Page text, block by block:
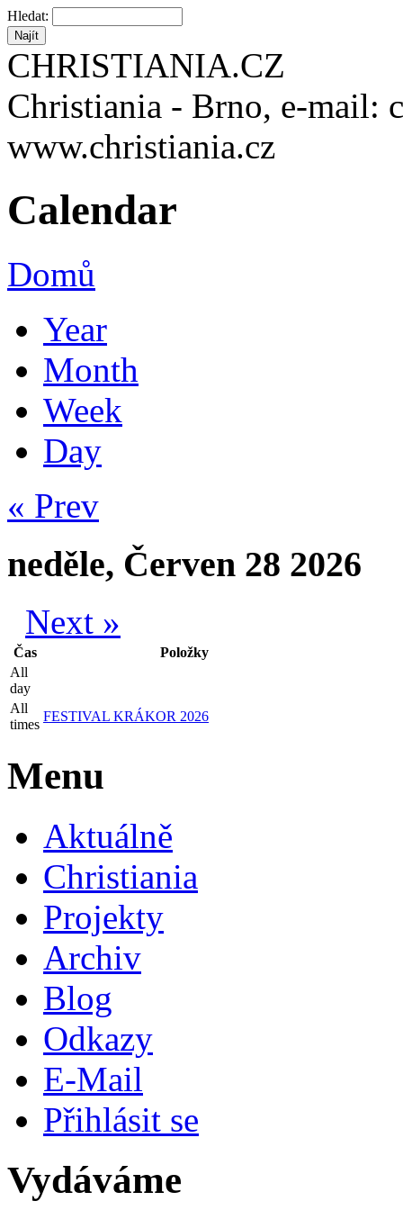
Hledat:
CHRISTIANIA.CZ
Christiania - Brno, e-mail:
www.christiania.cz
Calendar
Domů
Year
Month
Week
Day
« Prev
neděle, Červen 28 2026
Next »
Čas
Položky
All
day
All
times
FESTIVAL KRÁKOR 2026
Menu
Aktuálně
Christiania
Projekty
Archiv
Blog
Odkazy
E-Mail
Přihlásit se
Vydáváme